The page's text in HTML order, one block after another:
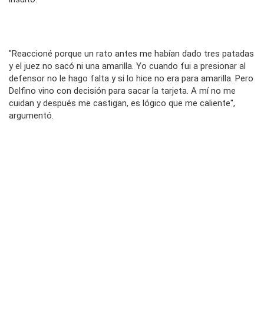
"Reaccioné porque un rato antes me habían dado tres patadas
y el juez no sacó ni una amarilla. Yo cuando fui a presionar al
defensor no le hago falta y si lo hice no era para amarilla. Pero
Delfino vino con decisión para sacar la tarjeta. A mí no me
cuidan y después me castigan, es lógico que me caliente",
argumentó.